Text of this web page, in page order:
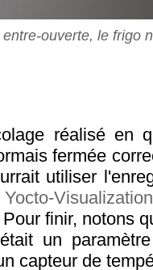
ouverte, le frigo
réalisé en
fermée
utiliser
Yocto-Visualization
finir, notons
un
capteur de